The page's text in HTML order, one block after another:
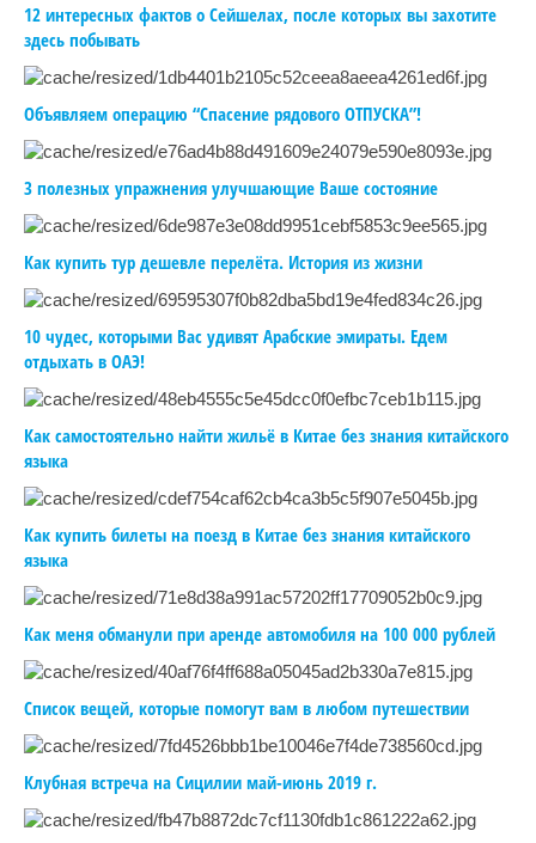
12 интересных фактов о Сейшелах, после которых вы захотите
здесь побывать
Объявляем операцию “Спасение рядового ОТПУСКА”!
3 полезных упражнения улучшающие Ваше состояние
Как купить тур дешевле перелёта. История из жизни
10 чудес, которыми Вас удивят Арабские эмираты. Едем
отдыхать в ОАЭ!
Как самостоятельно найти жильё в Китае без знания китайского
языка
Как купить билеты на поезд в Китае без знания китайского
языка
Как меня обманули при аренде автомобиля на 100 000 рублей
Список вещей, которые помогут вам в любом путешествии
Клубная встреча на Сицилии май-июнь 2019 г.